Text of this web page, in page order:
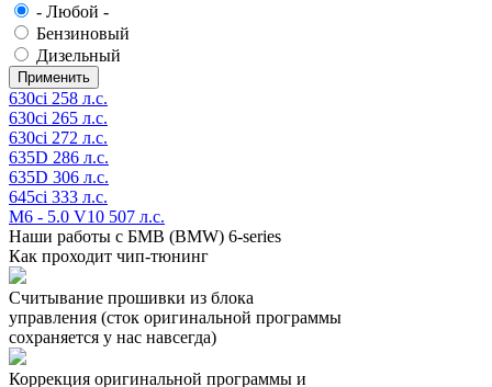
- Любой -
Бензиновый
Дизельный
630ci 258 л.с.
630ci 265 л.с.
630ci 272 л.с.
635D 286 л.с.
635D 306 л.с.
645ci 333 л.с.
M6 - 5.0 V10 507 л.с.
Наши работы с БМВ (BMW) 6-series
Как проходит чип-тюнинг
Считывание прошивки из блока
управления (сток оригинальной программы
сохраняется у нас навсегда)
Коррекция оригинальной программы и